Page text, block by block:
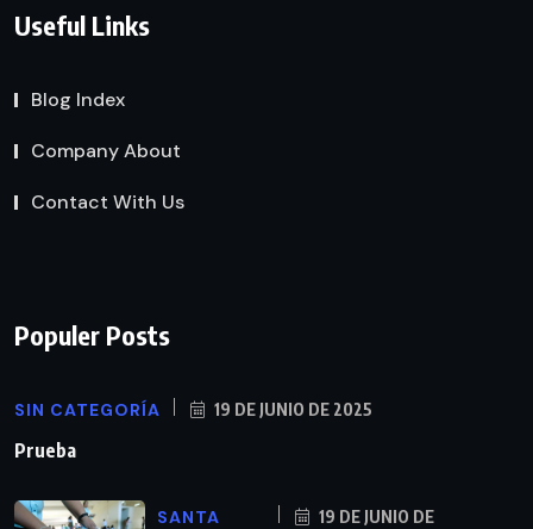
Useful Links
Blog Index
Company About
Contact With Us
Populer Posts
SIN CATEGORÍA 19 DE JUNIO DE 2025
Prueba
SANTA
19 DE JUNIO DE